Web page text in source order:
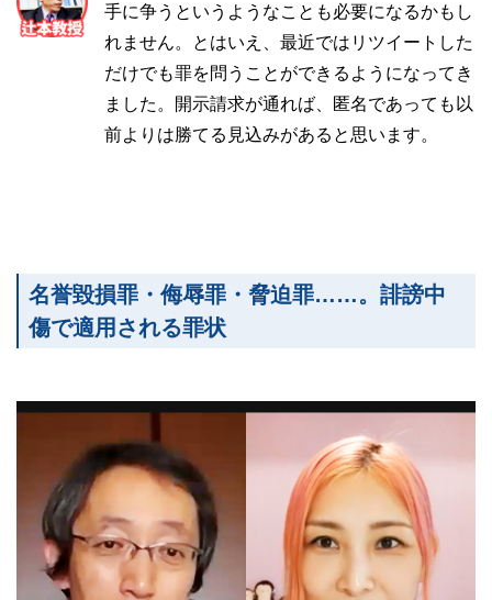
手に争うというようなことも必要になるかもし
れません。とはいえ、最近ではリツイートした
だけでも罪を問うことができるようになってき
ました。開示請求が通れば、匿名であっても以
前よりは勝てる見込みがあると思います。
名誉毀損罪・侮辱罪・脅迫罪……。誹謗中
傷で適用される罪状